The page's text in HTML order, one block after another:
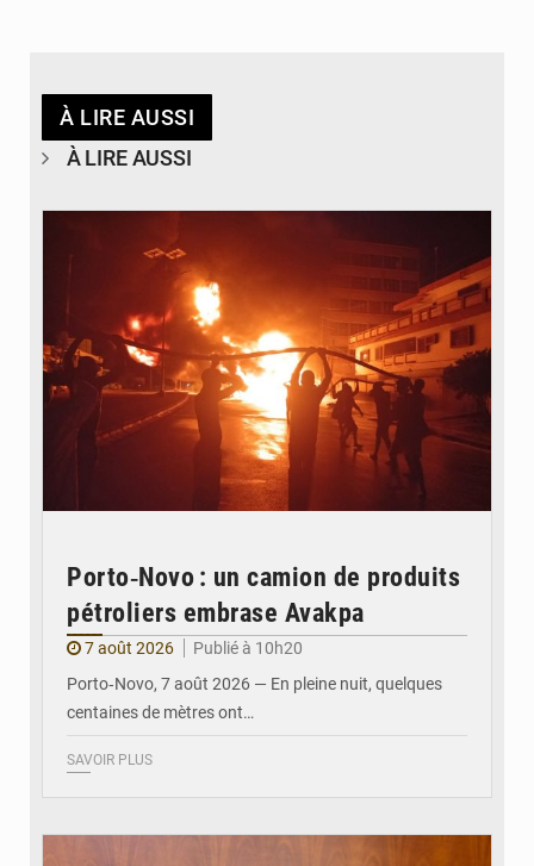
À LIRE AUSSI
À LIRE AUSSI
Porto‑Novo : un camion de produits
pétroliers embrase Avakpa
7 août 2026
Publié à 10h20
Porto‑Novo, 7 août 2026 — En pleine nuit, quelques
centaines de mètres ont…
SAVOIR PLUS